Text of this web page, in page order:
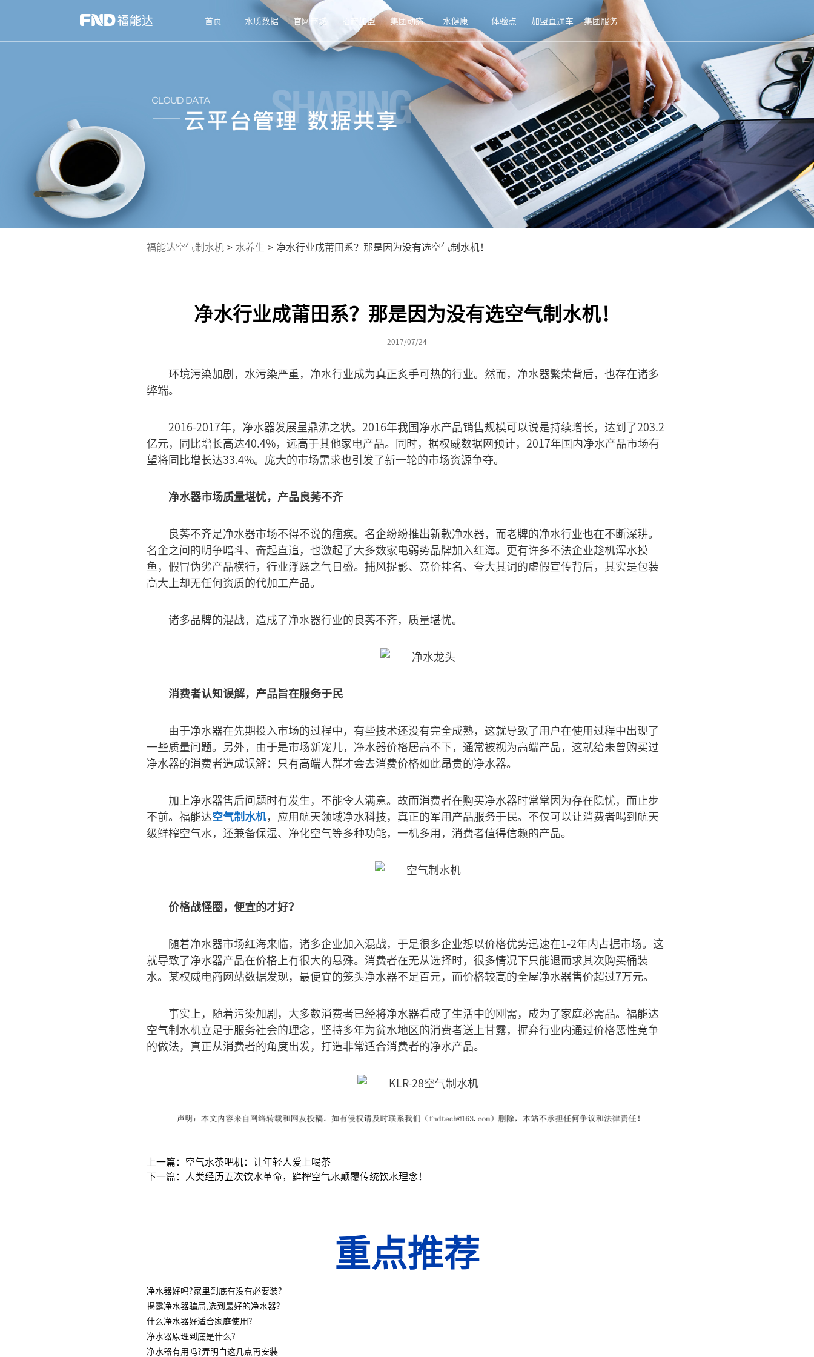
首页 水质数据 官网商城 招商加盟 集团动态 水健康 体验点 加盟直通车 集团服务
福能达空气制水机 > 水养生 > 净水行业成莆田系？那是因为没有选空气制水机！
净水行业成莆田系？那是因为没有选空气制水机！
2017/07/24
环境污染加剧，水污染严重，净水行业成为真正炙手可热的行业。然而，净水器繁荣背后，也存在诸多
弊端。
2016-2017年，净水器发展呈鼎沸之状。2016年我国净水产品销售规模可以说是持续增长，达到了203.2
亿元，同比增长高达40.4%，远高于其他家电产品。同时，据权威数据网预计，2017年国内净水产品市场有
望将同比增长达33.4%。庞大的市场需求也引发了新一轮的市场资源争夺。
净水器市场质量堪忧，产品良莠不齐
良莠不齐是净水器市场不得不说的痼疾。名企纷纷推出新款净水器，而老牌的净水行业也在不断深耕。
名企之间的明争暗斗、奋起直追，也激起了大多数家电弱势品牌加入红海。更有许多不法企业趁机浑水摸
鱼，假冒伪劣产品横行，行业浮躁之气日盛。捕风捉影、竞价排名、夸大其词的虚假宣传背后，其实是包装
高大上却无任何资质的代加工产品。
诸多品牌的混战，造成了净水器行业的良莠不齐，质量堪忧。
消费者认知误解，产品旨在服务于民
由于净水器在先期投入市场的过程中，有些技术还没有完全成熟，这就导致了用户在使用过程中出现了
一些质量问题。另外，由于是市场新宠儿，净水器价格居高不下，通常被视为高端产品，这就给未曾购买过
净水器的消费者造成误解：只有高端人群才会去消费价格如此昂贵的净水器。
加上净水器售后问题时有发生，不能令人满意。故而消费者在购买净水器时常常因为存在隐忧，而止步
不前。福能达空气制水机，应用航天领域净水科技，真正的军用产品服务于民。不仅可以让消费者喝到航天
级鲜榨空气水，还兼备保湿、净化空气等多种功能，一机多用，消费者值得信赖的产品。
价格战怪圈，便宜的才好？
随着净水器市场红海来临，诸多企业加入混战，于是很多企业想以价格优势迅速在1-2年内占据市场。这
就导致了净水器产品在价格上有很大的悬殊。消费者在无从选择时，很多情况下只能退而求其次购买桶装
水。某权威电商网站数据发现，最便宜的笼头净水器不足百元，而价格较高的全屋净水器售价超过7万元。
事实上，随着污染加剧，大多数消费者已经将净水器看成了生活中的刚需，成为了家庭必需品。福能达
空气制水机立足于服务社会的理念，坚持多年为贫水地区的消费者送上甘露，摒弃行业内通过价格恶性竞争
的做法，真正从消费者的角度出发，打造非常适合消费者的净水产品。
上一篇：空气水茶吧机：让年轻人爱上喝茶
下一篇：人类经历五次饮水革命，鲜榨空气水颠覆传统饮水理念！
重点推荐
净水器好吗?家里到底有没有必要装?
揭露净水器骗局,选到最好的净水器?
什么净水器好适合家庭使用?
净水器原理到底是什么?
净水器有用吗?弄明白这几点再安装